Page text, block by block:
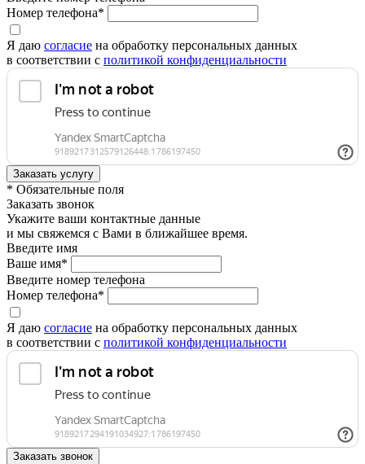
Номер телефона*
Я даю согласие на обработку персональных данных
в соответствии с политикой конфиденциальности
* Обязательные поля
Заказать звонок
Укажите ваши контактные данные
и мы свяжемся с Вами в ближайшее время.
Введите имя
Ваше имя*
Введите номер телефона
Номер телефона*
Я даю согласие на обработку персональных данных
в соответствии с политикой конфиденциальности